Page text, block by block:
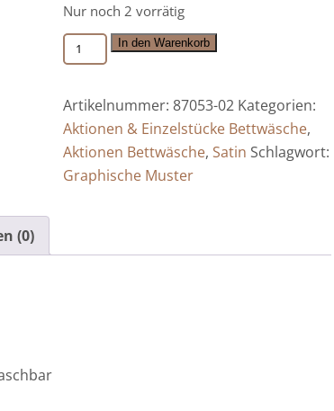
CHF 118.00
Nur noch 2 vorrätig
J.D.
-
02,
100%
Baumwolle
Satin
In den Warenkorb
Artikelnummer:87053-02 Kategorien:
Aktionen & Einzelstücke Bettwäsche,
Aktionen Bettwäsche,Satin Schlagwort:
Graphische Muster
(0)